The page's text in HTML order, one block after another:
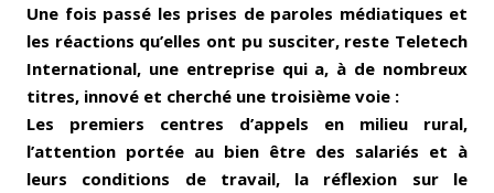
Une fois passé les prises de paroles médiatiques et
les réactions qu’elles ont pu susciter, reste Teletech
International, une entreprise qui a, à de nombreux
titres, innové et cherché une troisième voie :
Les premiers centres d’appels en milieu rural,
l’attention portée au bien être des salariés et à
leurs conditions de travail, la réflexion sur le